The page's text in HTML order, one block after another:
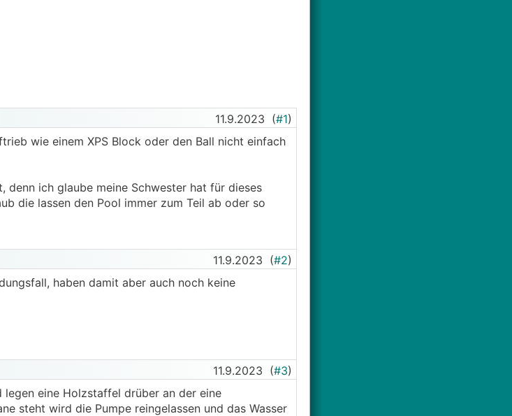
11.9.2023 (#1)
wie einem XPS Block oder den Ball nicht einfach
ich glaube meine Schwester hat für dieses
die lassen den Pool immer zum Teil ab oder so
11.9.2023 (#2)
haben damit aber auch noch keine
11.9.2023 (#3)
eine Holzstaffel drüber an der eine
steht wird die Pumpe reingelassen und das Wasser